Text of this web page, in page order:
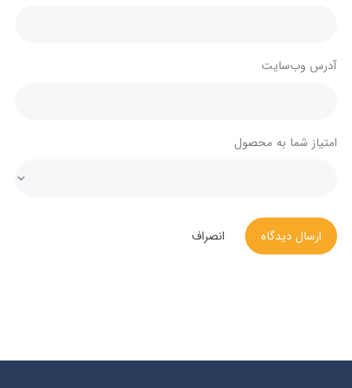
آدرس وب‌سایت
امتیاز شما به محصول
ارسال دیدگاه انصراف